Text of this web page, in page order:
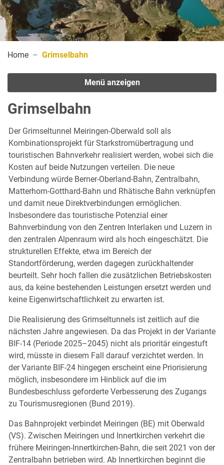
Home Grimselbahn(ausgewählt)
Menü anzeigen
Grimselbahn
Der Grimseltunnel Meiringen-Oberwald soll als
Kombinationsprojekt für Starkstromübertragung und
touristischen Bahnverkehr realisiert werden, wobei sich die
Kosten auf beide Nutzungen verteilen. Die neue
Verbindung würde Berner-Oberland-Bahn, Zentralbahn,
Matterhorn-Gotthard-Bahn und Rhätische Bahn verknüpfen
und damit neue Direktverbindungen ermöglichen.
Insbesondere das touristische Potenzial einer
Bahnverbindung von den Zentren Interlaken und Luzern in
den zentralen Alpenraum wird als hoch eingeschätzt. Die
strukturellen Effekte, etwa im Bereich der
Standortförderung, werden dagegen zurückhaltender
beurteilt. Sehr hoch fallen die zusätzlichen Betriebskosten
aus, da keine bestehenden Leistungen ersetzt werden und
keine Eigenwirtschaftlichkeit zu erwarten ist.
Die Realisierung des Grimseltunnels ist zeitlich auf die
nächsten Jahre angewiesen. Da das Projekt in der Variante
BIF-14 (Periode 2025–2045) nicht als prioritär eingestuft
wird, müsste in diesem Fall darauf verzichtet werden. In
der Variante BIF-24 hingegen erscheint eine Priorisierung
möglich, insbesondere im Hinblick auf die im
Bundesbeschluss geforderte Verbesserung des Zugangs
zu Tourismusregionen (Bund 2019).
Das Bahnprojekt verbindet Meiringen (BE) mit Oberwald
(VS). Zwischen Meiringen und Innertkirchen verkehrt die
frühere Meiringen-Innertkirchen-Bahn, die seit 2021 von der
Zentralbahn betrieben wird. Ab Innertkirchen beginnt die